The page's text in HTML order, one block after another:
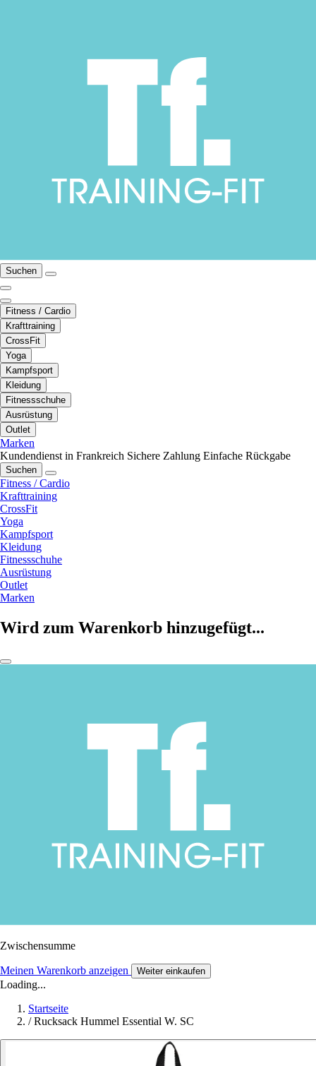
Suchen
Fitness / Cardio
Krafttraining
CrossFit
Yoga
Kampfsport
Kleidung
Fitnessschuhe
Ausrüstung
Outlet
Marken
Kundendienst in Frankreich Sichere Zahlung Einfache Rückgabe
Suchen
Fitness / Cardio
Krafttraining
CrossFit
Yoga
Kampfsport
Kleidung
Fitnessschuhe
Ausrüstung
Outlet
Marken
Wird zum Warenkorb hinzugefügt...
Zwischensumme
Meinen Warenkorb anzeigen Weiter einkaufen
Loading...
Startseite
/ Rucksack Hummel Essential W. SC